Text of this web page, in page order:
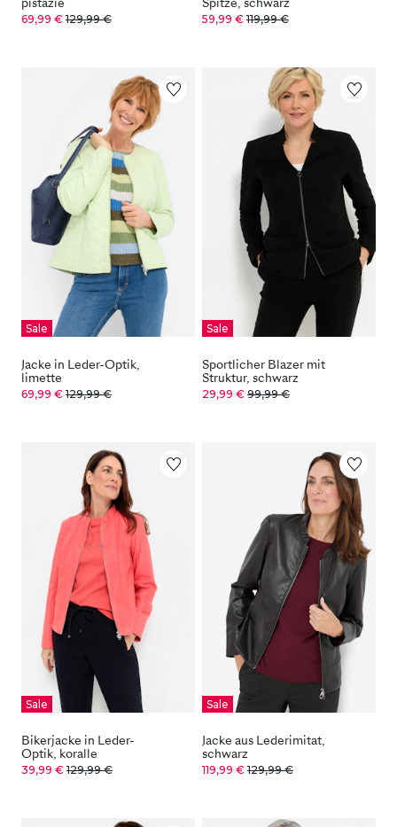
69,99 € 129,99 € 59,99 € 119,99 €
Sale
Jacke in Leder-Optik,
limette
69,99 € 129,99 €
Sale
Sportlicher Blazer mit
Struktur, schwarz
29,99 € 99,99 €
Sale
Bikerjacke in Leder-
Optik, koralle
39,99 € 129,99 €
Sale
Jacke aus Lederimitat,
schwarz
119,99 € 129,99 €